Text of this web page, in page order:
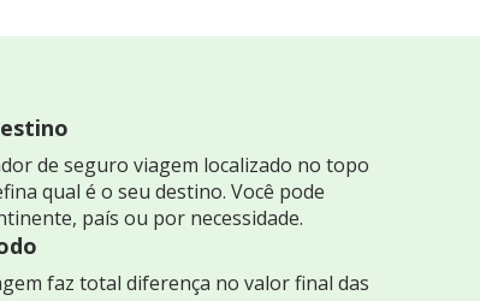
de seguro viagem localizado no topo
qual é o seu destino. Você pode
país ou por necessidade.
faz total diferença no valor final das